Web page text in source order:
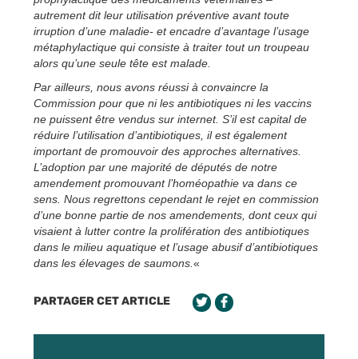
autrement dit leur utilisation préventive avant toute
irruption d’une maladie- et encadre d’avantage l’usage
métaphylactique qui consiste à traiter tout un troupeau
alors qu’une seule tête est malade.
Par ailleurs, nous avons réussi à convaincre la
Commission pour que ni les antibiotiques ni les vaccins
ne puissent être vendus sur internet. S’il est capital de
réduire l’utilisation d’antibiotiques, il est également
important de promouvoir des approches alternatives.
L’adoption par une majorité de députés de notre
amendement promouvant l’homéopathie va dans ce
sens. Nous regrettons cependant le rejet en commission
d’une bonne partie de nos amendements, dont ceux qui
visaient à lutter contre la prolifération des antibiotiques
dans le milieu aquatique et l’usage abusif d’antibiotiques
dans les élevages de saumons. «
PARTAGER CET ARTICLE